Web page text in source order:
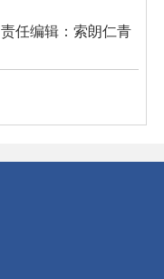
责任编辑：索朗仁青